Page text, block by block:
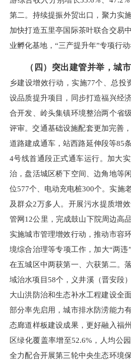
第二。持续提振外贸出口，聚力实
加快打造五里亭国际茶叶联合交易
业孵化基地，“三产提升年”专项行动
（四）突出建管并举，城
乡建设增效行动，实施77个、总投
设品质提升项目，同步打造福兴经
合开发、岭头集镇环境整治两个省
评审。交通基础设施配套更加完善
道路建成通车，站西路延伸段等85
4号线首通段正式通车运行。加大
治，盘活城区桥下空间、边角地等
位577个、电动充电桩300个。实施
及群众2万多人。开展污水提质增
管网12公里，完成鼓山下院周边高
实施城市管理增效行动，推动市容
境综合治理等专项工作，加大“两
在五城区中两获第一、六获第二。
域治水项目58个，义井溪（晋安段
大山洪防治和生态补水工程建设全
部分率先启用，城市排水防涝能力
态廊道样板建设成果，更好融入福
区绿化覆盖率增至52.6%，人均公
全力配合开展第三轮中央生态环境